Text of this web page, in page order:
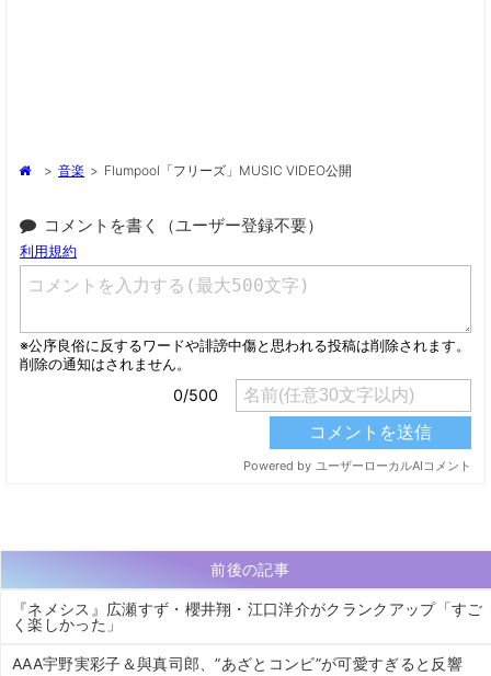
> 音楽 > Flumpool「フリーズ」MUSIC VIDEO公開
コメントを書く（ユーザー登録不要）
前後の記事
『ネメシス』広瀬すず・櫻井翔・江口洋介がクランクアップ「すご
く楽しかった」
AAA宇野実彩子＆與真司郎、”あざとコンビ”が可愛すぎると反響